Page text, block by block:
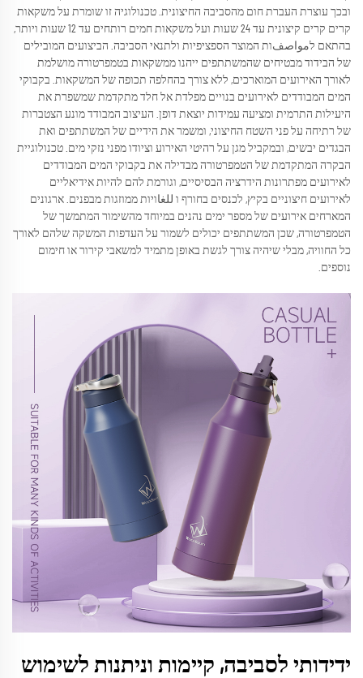
ובכך עוצרת העברת חום מהסביבה החיצונית. טכנולוגיה זו שומרת על משקאות
קרים קרים קיצונית עד 24 שעות ועל משקאות חמים רותחים עד 12 שעות ויותר,
בהתאם לمواصفות המוצר הספציפיות ולתנאי הסביבה. הביצועים המובילים
של הבידוד מבטיחים שהמשתתפים ייהנו ממשקאות בטמפרטורה מושלמת
לאורך האירועים המוארכים, ללא צורך בהחלפה תכופה של המשקאות. בקבוקי
המים המבודדים לאירועים בנויים מפלדת אל חלד מתקדמת שמשפרת את
היעילות התרמית ומציעה עמידות יוצאת דופן. העיצוב המבודד מונע הצטברות
של רתיחה על פני השטח החיצוני, ומשמר את הידיים של המשתתפים ואת
הבגדים יבשים, ובמקביל מגן על רהיטי האירוע וציודו מפני נזקי מים. טכנולוגיית
הבקרה המתקדמת של הטמפרטורה מבדילה את בקבוקי המים המבודדים
לאירועים מפתרונות הידרציה הבסיסיים, וגורמת להם להיות אידיאליים
לאירועים חיצוניים בקיץ, לכנסים בחורף ו للغاויות ממוזגות מבפנים. ארגונים
המארחים אירועים של מספר ימים נהנים במיוחד מהשימור המתמשך של
הטמפרטורה, שכן המשתתפים יכולים לשמור על העדפות המשקה שלהם לאורך
כל החוויה, מבלי שיהיה צורך לגשת באופן מתמיד למשאבי קירור או חימום
נוספים.
ידידותי לסביבה, קיימות וניתנות לשימוש